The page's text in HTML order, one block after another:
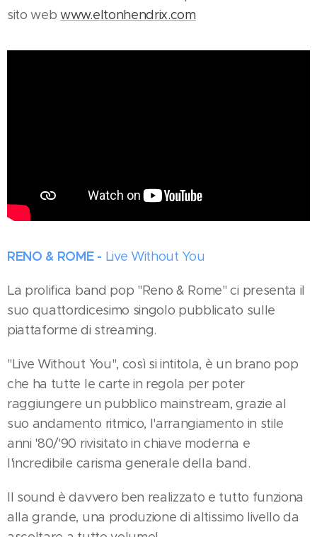
sito webwww.eltonhendrix.com
RENO & ROME - Live Without You
La prolifica band pop "Reno & Rome" ci presenta il
suo quattordicesimo singolo pubblicato sulle
piattaforme di streaming.
"Live Without You", così si intitola, è un brano pop
che ha tutte le carte in regola per poter
raggiungere un pubblico mainstream, grazie al
suo andamento ritmico, l'arrangiamento in stile
anni '80/'90 rivisitato in chiave moderna e
l'incredibile carisma generale della band.
Il sound è davvero ben realizzato e tutto funziona
alla grande, una produzione di altissimo livello da